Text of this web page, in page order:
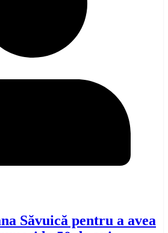
Săvuică pentru a avea